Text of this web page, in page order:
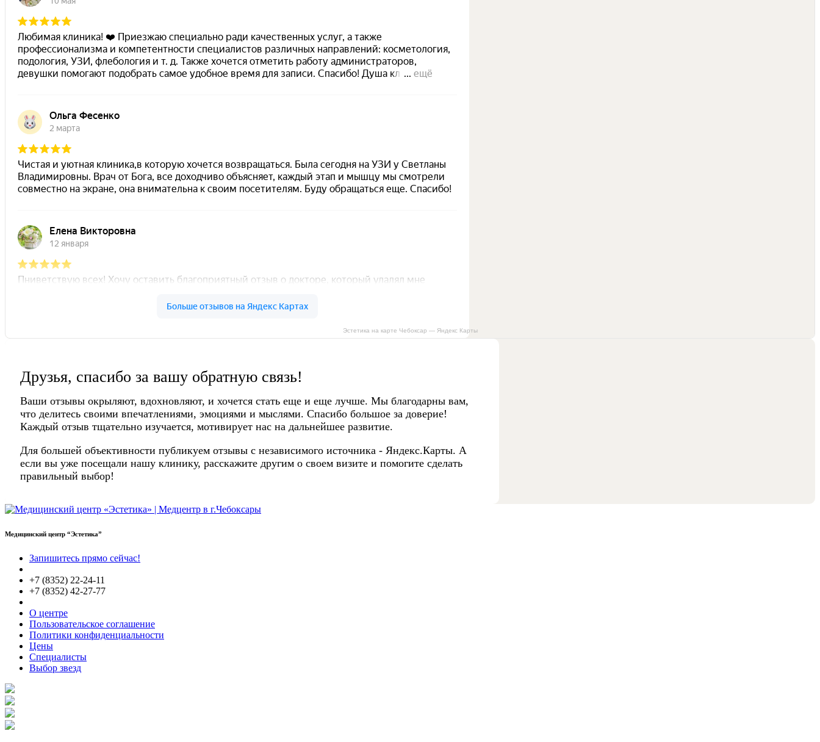
Эстетика на карте Чебоксар — Яндекс Карты
Друзья, спасибо за вашу обратную связь!
Ваши отзывы окрыляют, вдохновляют, и хочется стать еще и еще лучше. Мы благодарны вам,
что делитесь своими впечатлениями, эмоциями и мыслями. Спасибо большое за доверие!
Каждый отзыв тщательно изучается, мотивирует нас на дальнейшее развитие.
Для большей объективности публикуем отзывы с независимого источника - Яндекс.Карты. А
если вы уже посещали нашу клинику, расскажите другим о своем визите и помогите сделать
правильный выбор!
Медицинский центр “Эстетика”
Запишитесь прямо сейчас!
+7 (8352) 22-24-11
+7 (8352) 42-27-77
О центре
Пользовательское соглашение
Политики конфиденциальности
Цены
Специалисты
Выбор звезд